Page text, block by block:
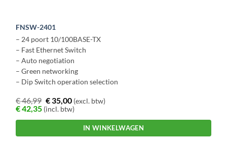
FNSW-2401
– 24 poort 10/100BASE-TX
– Fast Ethernet Switch
– Auto negotiation
– Green networking
– Dip Switch operation selection
€46,99 €35,00(excl. btw)
€42,35 (incl. btw)
IN WINKELWAGEN